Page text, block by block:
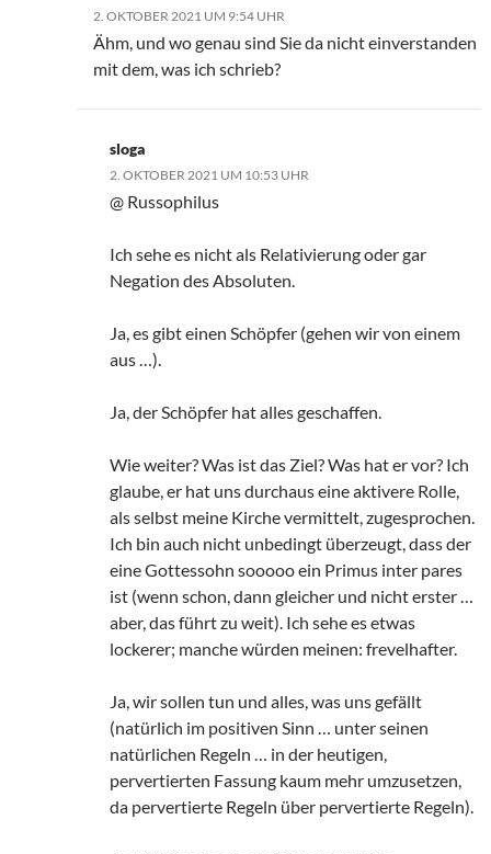
2. OKTOBER 2021 UM 9:54 UHR
Ähm, und wo genau sind Sie da nicht einverstanden
mit dem, was ich schrieb?
sloga
2. OKTOBER 2021 UM 10:53 UHR
@ Russophilus
Ich sehe es nicht als Relativierung oder gar
Negation des Absoluten.
Ja, es gibt einen Schöpfer (gehen wir von einem
aus …).
Ja, der Schöpfer hat alles geschaffen.
Wie weiter? Was ist das Ziel? Was hat er vor? Ich
glaube, er hat uns durchaus eine aktivere Rolle,
als selbst meine Kirche vermittelt, zugesprochen.
Ich bin auch nicht unbedingt überzeugt, dass der
eine Gottessohn sooooo ein Primus inter pares
ist (wenn schon, dann gleicher und nicht erster …
aber, das führt zu weit). Ich sehe es etwas
lockerer; manche würden meinen: frevelhafter.
Ja, wir sollen tun und alles, was uns gefällt
(natürlich im positiven Sinn … unter seinen
natürlichen Regeln … in der heutigen,
pervertierten Fassung kaum mehr umzusetzen,
da pervertierte Regeln über pervertierte Regeln).